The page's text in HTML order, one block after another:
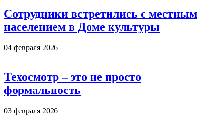
Сотрудники встретились с местным
населением в Доме культуры
04 февраля 2026
Техосмотр – это не просто
формальность
03 февраля 2026